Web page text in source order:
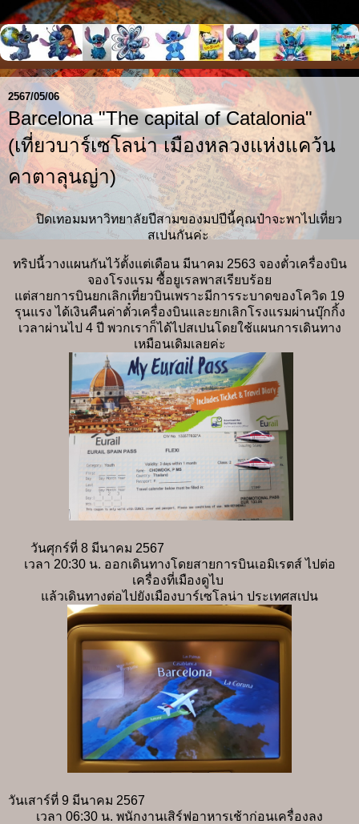
2567/05/06
Barcelona "The capital of Catalonia"
(เที่ยวบาร์เซโลน่า เมืองหลวงแห่งแคว้น
คาตาลุนญ่า)
ปิดเทอมมหาวิทยาลัยปีสามของมปปีนี้คุณป๋าจะพาไปเที่ยว
สเปนกันค่ะ
ทริปนี้วางแผนกันไว้ตั้งแต่เดือน มีนาคม 2563 จองตั๋วเครื่องบิน
จองโรงแรม ซื้อยูเรลพาสเรียบร้อย
แต่สายการบินยกเลิกเที่ยวบินเพราะมีการระบาดของโควิด 19
รุนแรง ได้เงินคืนค่าตั๋วเครื่องบินและยกเลิกโรงแรมผ่านบุ๊กกิ้ง
เวลาผ่านไป 4 ปี พวกเราก็ได้ไปสเปนโดยใช้แผนการเดินทาง
เหมือนเดิมเลยค่ะ
วันศุกร์ที่ 8 มีนาคม 2567
เวลา 20:30 น. ออกเดินทางโดยสายการบินเอมิเรตส์ ไปต่อ
เครื่องที่เมืองดูไบ
แล้วเดินทางต่อไปยังเมืองบาร์เซโลน่า ประเทศสเปน
วันเสาร์ที่ 9 มีนาคม 2567
เวลา 06:30 น. พนักงานเสิร์ฟอาหารเช้าก่อนเครื่องลง